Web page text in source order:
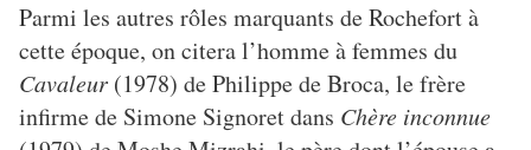
Parmi les autres rôles marquants de Rochefort à
cette époque, on citera l’homme à femmes du
Cavaleur (1978) de Philippe de Broca, le frère
infirme de Simone Signoret dans Chère inconnue